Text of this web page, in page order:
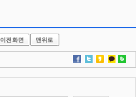
이전화면 맨위로